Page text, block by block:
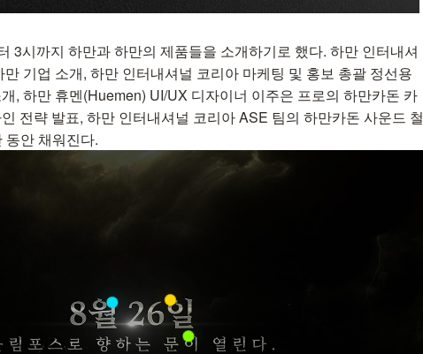
3시까지 하만과 하만의 제품들을 소개하기로 했다. 하만 인터내셔
기업 소개, 하만 인터내셔널 코리아 마케팅 및 홍보 총괄 정선용
, 하만 휴멘(Huemen) UI/UX 디자이너 이주은 프로의 하만카돈 카
전략 발표, 하만 인터내셔널 코리아 ASE 팀의 하만카돈 사운드 철
동안 채워진다.